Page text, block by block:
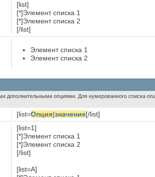
[list]
[*]Элемент списка 1
[*]Элемент списка 2
[/list]
Элемент списка 1
Элемент списка 2
дополнительными опциями. Для нумерованного
[list=Опция]значение[/list]
[list=1]
[*]Элемент списка 1
[*]Элемент списка 2
[/list]
[list=A]